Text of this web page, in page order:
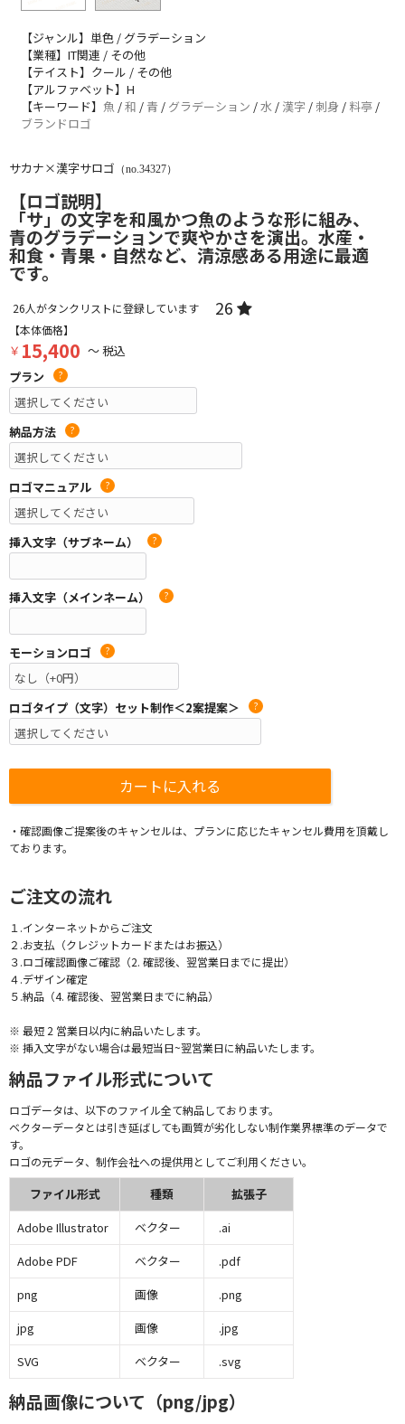
【ジャンル】単色 / グラデーション
【業種】IT関連 / その他
【テイスト】クール / その他
【アルファベット】H
【キーワード】 魚 /和 / 青 / グラデーション /水 / 漢字 / 刺身 / 料亭 /
ブランドロゴ
サカナ×漢字サロゴ （no.34327）
【ロゴ説明】
「サ」の文字を和風かつ魚のような形に組み、
青のグラデーションで爽やかさを演出。水産・
和食・青果・自然など、清涼感ある用途に最適
です。
26人がタンクリストに登録しています 26
【本体価格】
￥ 15,400 ～ 税込
プラン
?
納品方法 ?
ロゴマニュアル ?
挿入文字（サブネーム） ?
挿入文字（メインネーム） ?
モーションロゴ ?
ロゴタイプ（文字）セット制作＜2案提案＞ ?
・確認画像ご提案後のキャンセルは、プランに応じたキャンセル費用を頂戴し
ております。
ご注文の流れ
１.インターネットからご注文
２.お支払（クレジットカードまたはお振込）
３.ロゴ確認画像ご確認（2. 確認後、翌営業日までに提出）
４.デザイン確定
５.納品（4. 確認後、翌営業日までに納品）
※ 最短 2 営業日以内に納品いたします。
※ 挿入文字がない場合は最短当日~翌営業日に納品いたします。
納品ファイル形式について
ロゴデータは、以下のファイル全て納品しております。
ベクターデータとは引き延ばしても画質が劣化しない制作業界標準のデータで
す。
ロゴの元データ、制作会社への提供用としてご利用ください。
ファイル形式 種類
拡張子
Adobe Illustrator
ベクター
.ai
Adobe PDF
ベクター
.pdf
png
画像
.png
jpg
画像
.jpg
SVG
ベクター .svg
納品画像について（png/jpg）